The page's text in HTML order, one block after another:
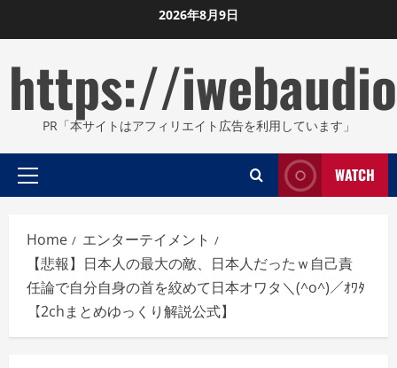
to
2026年8月9日
https://
PR「本サイトはアフィリエイト広告を利用しています」
Primary
WATCH
Home
エンターテイメント
【悲報】日本人の最大の敵、日本人だったｗ自己責
任論で自分自身の首を絞めて日本オワタ＼(^o^)／ｵﾜﾀ
【2chまとめゆっくり解説公式】